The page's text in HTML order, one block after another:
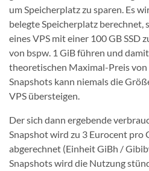
um Speicherplatz zu sparen. Es
belegte Speicherplatz berechnet,
eines VPS mit einer 100 GB SSD
von bspw. 1 GiB führen und
theoretischen Maximal-Preis von
Snapshots kann niemals die
VPS übersteigen.
Der sich dann ergebende
Snapshot wird zu 3 Eurocent
abgerechnet (Einheit GiBh /
Snapshots wird die Nutzung